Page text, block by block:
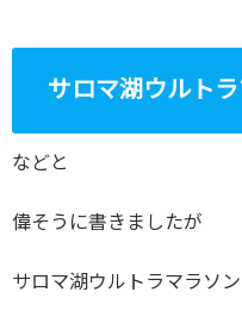
サロマ湖ウルト
などと
偉そうに書きましたが
サロマ湖ウルトラマラソ